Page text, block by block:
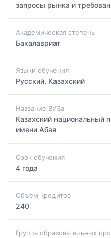
запросы рынка и
Академическая степень
Бакалавриат
Языки обучения
Русский, Казахский
Название ВУЗа
Казахский национальный
имени Абая
Срок обучения
4 года
Объем кредитов
240
Группа образовательных